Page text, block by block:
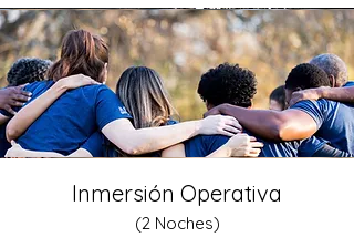
Inmersión Operativa
(2 Noches)